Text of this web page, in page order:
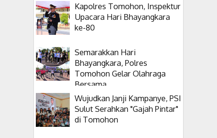
Kapolres Tomohon, Inspektur
Upacara Hari Bhayangkara
ke-80
Semarakkan Hari
Bhayangkara, Polres
Tomohon Gelar Olahraga
Bersama
Wujudkan Janji Kampanye, PSI
Sulut Serahkan "Gajah Pintar"
di Tomohon